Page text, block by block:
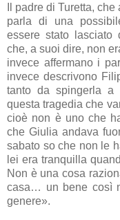
Il padre di Turetta,
parla di una
essere stato lasciato
che, a suoi dire, non
invece affermano i
invece descrivono
tanto da spingerla a
questa tragedia che
cioè non è uno che
che Giulia andava
sabato so che non le
lei era tranquilla
Non è una cosa
casa… un bene così
genere».